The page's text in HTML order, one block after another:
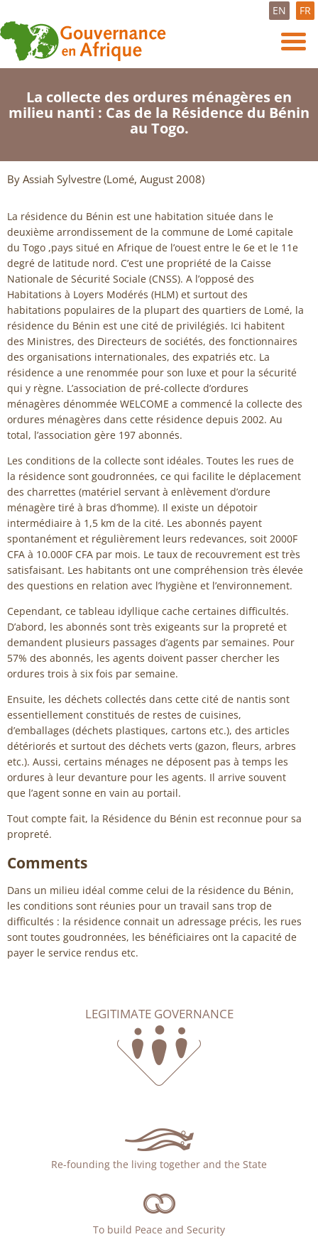
EN FR
La collecte des ordures ménagères en
milieu nanti : Cas de la Résidence du Bénin
au Togo.
By Assiah Sylvestre (Lomé, August 2008)
La résidence du Bénin est une habitation située dans le
deuxième arrondissement de la commune de Lomé capitale
du Togo ,pays situé en Afrique de l’ouest entre le 6e et le 11e
degré de latitude nord. C’est une propriété de la Caisse
Nationale de Sécurité Sociale (CNSS). A l’opposé des
Habitations à Loyers Modérés (HLM) et surtout des
habitations populaires de la plupart des quartiers de Lomé, la
résidence du Bénin est une cité de privilégiés. Ici habitent
des Ministres, des Directeurs de sociétés, des fonctionnaires
des organisations internationales, des expatriés etc. La
résidence a une renommée pour son luxe et pour la sécurité
qui y règne. L’association de pré-collecte d’ordures
ménagères dénommée WELCOME a commencé la collecte des
ordures ménagères dans cette résidence depuis 2002. Au
total, l’association gère 197 abonnés.
Les conditions de la collecte sont idéales. Toutes les rues de
la résidence sont goudronnées, ce qui facilite le déplacement
des charrettes (matériel servant à enlèvement d’ordure
ménagère tiré à bras d’homme). Il existe un dépotoir
intermédiaire à 1,5 km de la cité. Les abonnés payent
spontanément et régulièrement leurs redevances, soit 2000F
CFA à 10.000F CFA par mois. Le taux de recouvrement est très
satisfaisant. Les habitants ont une compréhension très élevée
des questions en relation avec l’hygiène et l’environnement.
Cependant, ce tableau idyllique cache certaines difficultés.
D’abord, les abonnés sont très exigeants sur la propreté et
demandent plusieurs passages d’agents par semaines. Pour
57% des abonnés, les agents doivent passer chercher les
ordures trois à six fois par semaine.
Ensuite, les déchets collectés dans cette cité de nantis sont
essentiellement constitués de restes de cuisines,
d’emballages (déchets plastiques, cartons etc.), des articles
détériorés et surtout des déchets verts (gazon, fleurs, arbres
etc.). Aussi, certains ménages ne déposent pas à temps les
ordures à leur devanture pour les agents. Il arrive souvent
que l’agent sonne en vain au portail.
Tout compte fait, la Résidence du Bénin est reconnue pour sa
propreté.
Comments
Dans un milieu idéal comme celui de la résidence du Bénin,
les conditions sont réunies pour un travail sans trop de
difficultés : la résidence connait un adressage précis, les rues
sont toutes goudronnées, les bénéficiaires ont la capacité de
payer le service rendus etc.
LEGITIMATE GOVERNANCE
Re-founding the living together and the State
To build Peace and Security